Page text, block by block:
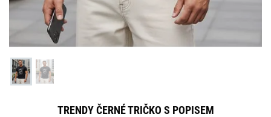
TRENDY ČERNÉ TRIČKO S POPISEM